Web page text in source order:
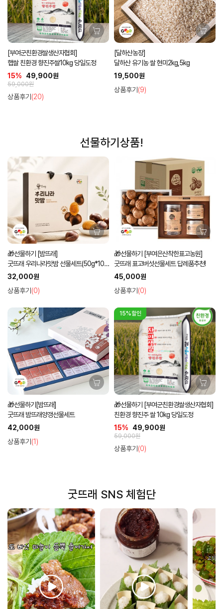
[부여군친환경쌀생산자협회]
햅쌀 친환경 향진주쌀10kg 당일도정
15%
49,900원
59,000원
상품후기 (20)
[달하산농장]
달하산 유기농 쌀 현미2kg,5kg
19,500원
상품후기 (9)
선물하기상품!
🎁선물하기 [밤뜨래]
굿뜨래 우리나라맛밤 선물세트(50g*10
입)
32,000원
상품후기 (0)
🎁선물하기 [부여은산착한표고농원]
굿뜨래 표고버섯선물세트 답례품추천!
45,000원
상품후기 (0)
🎁선물하기[밤뜨래]
굿뜨래 밤뜨래양갱선물세트
42,000원
상품후기 (1)
15%할인
🎁선물하기 [부여군친환경쌀생산자협회]
친환경 향진주 쌀 10kg 당일도정
15%
49,900원
59,000원
상품후기 (0)
굿뜨래 SNS 체험단